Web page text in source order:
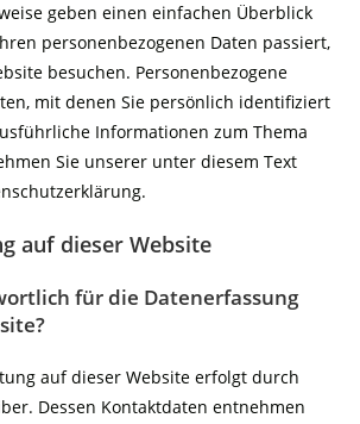
geben einen einfachen Überblick
personenbezogenen Daten passiert,
besuchen. Personenbezogene
mit denen Sie persönlich identifiziert
Informationen zum Thema
Sie unserer unter diesem Text
auf dieser Website
für die Datenerfassung
auf dieser Website erfolgt durch
Dessen Kontaktdaten entnehmen